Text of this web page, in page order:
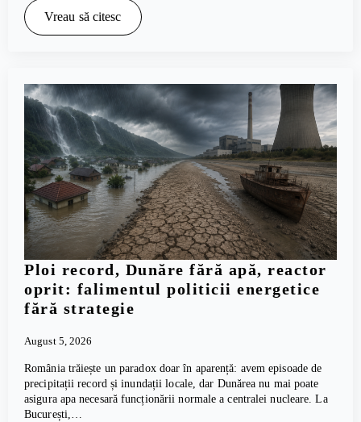
Vreau să citesc
Ploi record, Dunăre fără apă, reactor
oprit: falimentul politicii energetice
fără strategie
August 5, 2026
România trăiește un paradox doar în aparență: avem episoade de
precipitații record și inundații locale, dar Dunărea nu mai poate
asigura apa necesară funcționării normale a centralei nucleare. La
București,…